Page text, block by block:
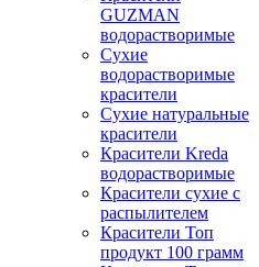
GUZMAN
водорастворимые
Сухие
водорастворимые
красители
Сухие натуральные
красители
Красители Kreda
водорастворимые
Красители сухие с
распылителем
Красители Топ
продукт 100 грамм